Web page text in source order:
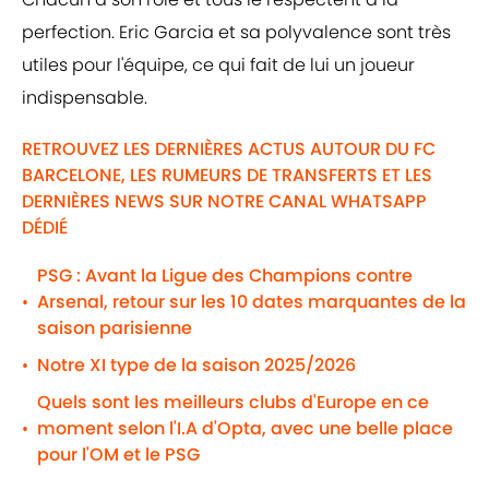
perfection. Eric Garcia et sa polyvalence sont très
utiles pour l'équipe, ce qui fait de lui un joueur
indispensable.
RETROUVEZ LES DERNIÈRES ACTUS AUTOUR DU FC
BARCELONE, LES RUMEURS DE TRANSFERTS ET LES
DERNIÈRES NEWS SUR NOTRE CANAL WHATSAPP
DÉDIÉ
•
PSG : Avant la Ligue des Champions contre
Arsenal, retour sur les 10 dates marquantes de la
saison parisienne
• Notre XI type de la saison 2025/2026
•
Quels sont les meilleurs clubs d'Europe en ce
moment selon l'I.A d'Opta, avec une belle place
pour l'OM et le PSG